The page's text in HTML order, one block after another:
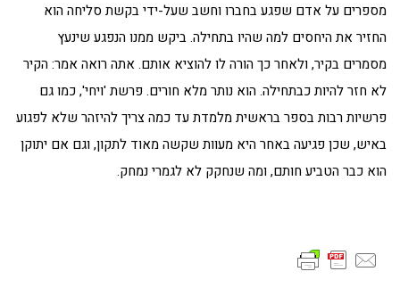
מספרים על אדם שפגע בחברו וחשב שעל-ידי בקשת סליחה הוא
החזיר את היחסים למה שהיו בתחילה. ביקש ממנו הנפגע שינעץ
מסמרים בקיר, ולאחר כך הורה לו להוציא אותם. אתה רואה אמר: הקיר
לא חזר להיות כבתחילה. הוא נותר מלא חורים. פרשת 'ויחי', כמו גם
פרשיות רבות בספר בראשית מלמדת עד כמה צריך להיזהר שלא לפגוע
באיש, שכן פגיעה באחר היא מעוות שקשה מאוד לתקון, וגם אם יתוקן
הוא כבר הטביע חותם, ומה שנחקק לא לגמרי נמחק.